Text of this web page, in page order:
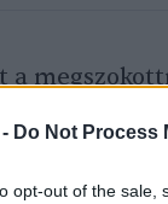
Do Not Process
opt-out of the sale,
a